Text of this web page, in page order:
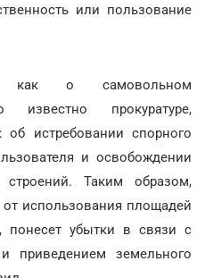
или пользование
как о самовольном
известно прокуратуре,
об истребовании спорного
и освобождении
Таким образом,
использования площадей
понесет убытки в связи с
приведением земельного